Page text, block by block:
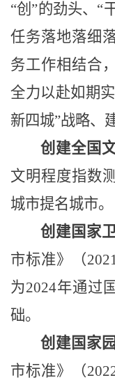
“创”的劲头、“
任务落地落细落
务工作相结合
全力以赴如期
新四城”战略、
创建全国
文明程度指数
城市提名城市。
创建国家
市标准》（
为2024年通过
础。
创建国家
市标准》（